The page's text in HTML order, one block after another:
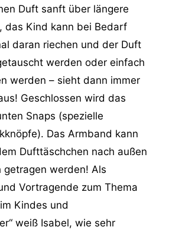
Duft sanft über längere
das Kind kann bei Bedarf
daran riechen und der Duft
werden oder einfach
werden – sieht dann immer
Geschlossen wird das
Snaps (spezielle
Das Armband kann
Dufttäschchen nach außen
getragen werden! Als
Vortragende zum Thema
Kindes und
weiß Isabel, wie sehr